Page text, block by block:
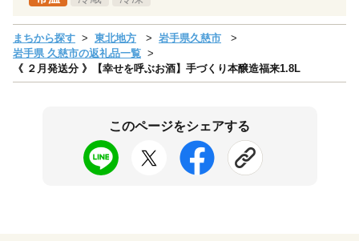
まちから探す 東北地方
岩手県久慈市
岩手県 久慈市の返礼品一覧
《 ２月発送分 》【幸せを呼ぶお酒】手づくり本醸造福来1.8L
このページをシェアする